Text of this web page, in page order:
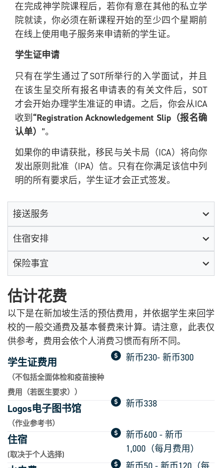
在完成神学院课程后，若你有意在其他的私立学
院就读，你必须在新课程开始的至少四个星期前
在线上使用电子服务来申请新的学生证。
学生证申请
只有在学生通过了SOT所举行的入学面试，并且
在该生呈交所有报名申请表的有关文件后，SOT
才会开始办理学生准证的申请。之后，你会从ICA
收到 “Registration Acknowledgement Slip（报名确
认单） ”。
如果你的申请获批，移民与关卡局（ICA）将向你
发出原则批准（IPA）信。只有在你满足该信中列
明的所有要求后，学生证才会正式签发。
接送服务
住宿安排
保险事宜
估计花费
以下是在新加坡生活的预估费用，并依据学生来回学
校的一般交通费及基本餐费来计算。请注意，此表仅
供参考，费用会依个人消费习惯而有所不同。
学生证费用
（不包括全面体检和疫苗接种
费用（若医生要求））
新币230- 新币300
Logos电子图书馆
（作业参考书）
新币338
住宿
(取决于个人选择)
新币600 - 新币
1,000（每月费用）
新币50 - 新币120（每